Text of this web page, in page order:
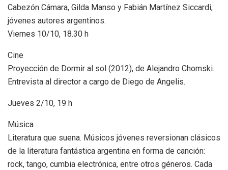
Cabezón Cámara, Gilda Manso y Fabián Martínez Siccardi,
jóvenes autores argentinos.
Viernes 10/10, 18.30 h
Cine
Proyección de Dormir al sol (2012), de Alejandro Chomski.
Entrevista al director a cargo de Diego de Angelis.
Jueves 2/10, 19 h
Música
Literatura que suena. Músicos jóvenes reversionan clásicos
de la literatura fantástica argentina en forma de canción:
rock, tango, cumbia electrónica, entre otros géneros. Cada